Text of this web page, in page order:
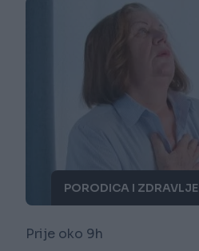
PORODICA I ZDRAVLJE
Prije oko 9h